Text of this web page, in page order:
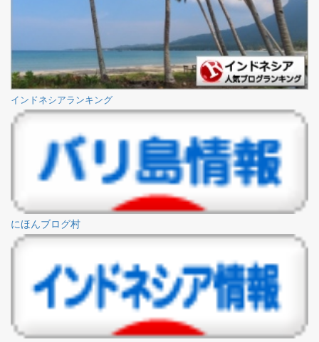
インドネシアランキング
にほんブログ村